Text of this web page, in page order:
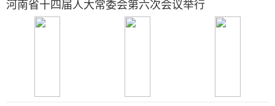
河南省十四届人大常委会第六次会议举行